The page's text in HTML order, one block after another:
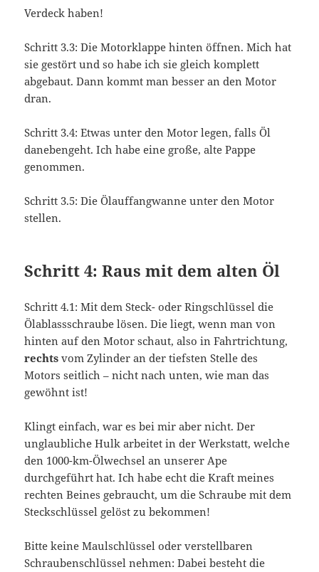
Verdeck haben!
Schritt 3.3: Die Motorklappe hinten öffnen. Mich hat
sie gestört und so habe ich sie gleich komplett
abgebaut. Dann kommt man besser an den Motor
dran.
Schritt 3.4: Etwas unter den Motor legen, falls Öl
danebengeht. Ich habe eine große, alte Pappe
genommen.
Schritt 3.5: Die Ölauffangwanne unter den Motor
stellen.
Schritt 4: Raus mit dem alten Öl
Schritt 4.1: Mit dem Steck- oder Ringschlüssel die
Ölablassschraube lösen. Die liegt, wenn man von
hinten auf den Motor schaut, also in Fahrtrichtung,
rechts vom Zylinder an der tiefsten Stelle des
Motors seitlich – nicht nach unten, wie man das
gewöhnt ist!
Klingt einfach, war es bei mir aber nicht. Der
unglaubliche Hulk arbeitet in der Werkstatt, welche
den 1000-km-Ölwechsel an unserer Ape
durchgeführt hat. Ich habe echt die Kraft meines
rechten Beines gebraucht, um die Schraube mit dem
Steckschlüssel gelöst zu bekommen!
Bitte keine Maulschlüssel oder verstellbaren
Schraubenschlüssel nehmen: Dabei besteht die